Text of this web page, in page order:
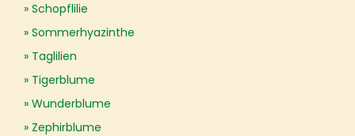
Schopflilie
Sommerhyazinthe
Taglilien
Tigerblume
Wunderblume
Zephirblume